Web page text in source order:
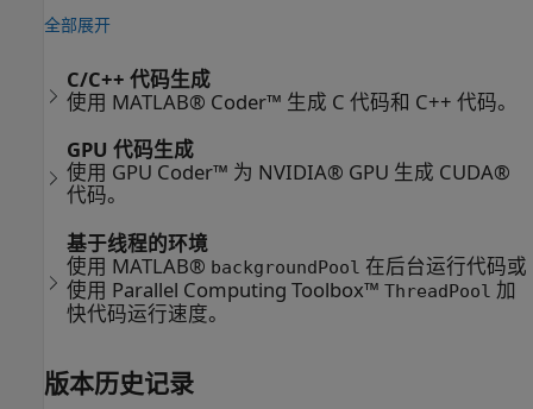
全部展开
C/C++ 代码生成
使用 MATLAB® Coder™ 生成 C 代码和 C++ 代码。
GPU 代码生成
使用 GPU Coder™ 为 NVIDIA® GPU 生成 CUDA®
代码。
基于线程的环境
使用 MATLAB® backgroundPool 在后台运行代码或
使用 Parallel Computing Toolbox™ThreadPool 加
快代码运行速度。
版本历史记录